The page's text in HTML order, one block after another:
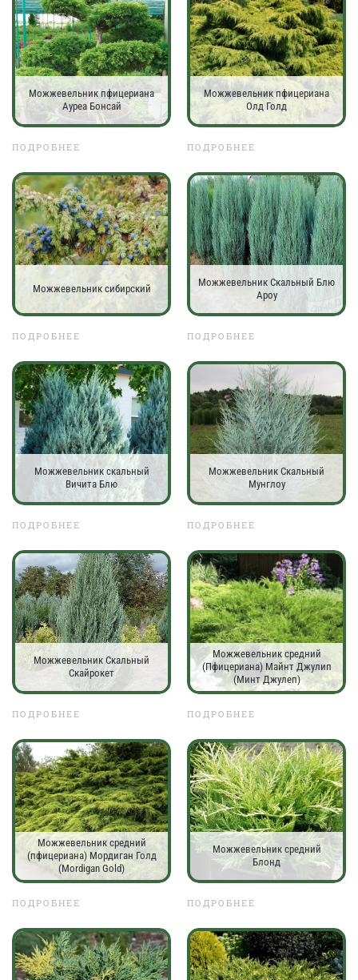
Можжевельник пфицериана
Ауреа Бонсай
ПОДРОБНЕЕ
Можжевельник пфицериана
Олд Голд
ПОДРОБНЕЕ
Можжевельник сибирский
ПОДРОБНЕЕ
Можжевельник Скальный Блю
Ароу
ПОДРОБНЕЕ
Можжевельник скальный
Вичита Блю
ПОДРОБНЕЕ
Можжевельник Скальный
Мунглоу
ПОДРОБНЕЕ
Можжевельник Скальный
Скайрокет
ПОДРОБНЕЕ
Можжевельник средний
(Пфицериана) Майнт Джулип
(Минт Джулеп)
ПОДРОБНЕЕ
Можжевельник средний
(пфицериана) Мордиган Голд
(Mordigan Gold)
ПОДРОБНЕЕ
Можжевельник средний
Блонд
ПОДРОБНЕЕ